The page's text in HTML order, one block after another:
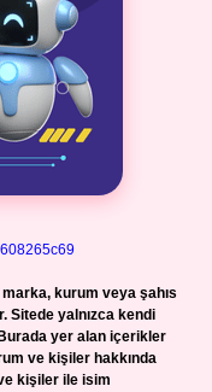
kurum veya şahıs
Sitede yalnızca kendi
Burada yer alan içerikler
ve kişiler hakkında
kişiler ile isim